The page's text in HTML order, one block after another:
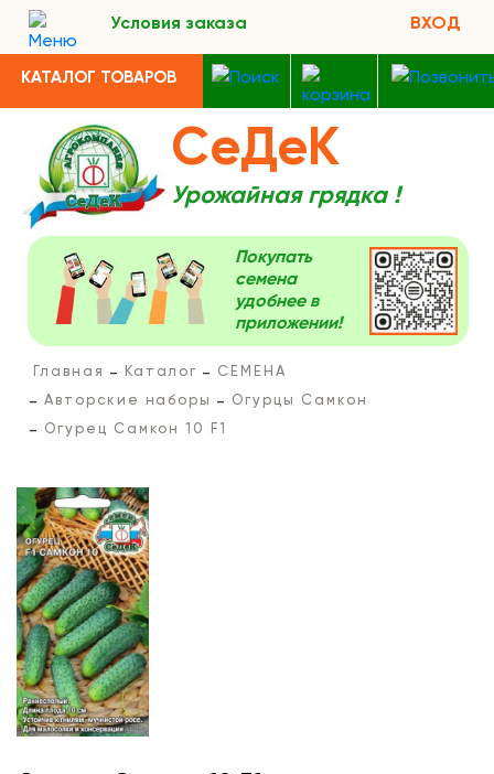
Условия заказа ВХОД
КАТАЛОГ ТОВАРОВ
СеДеК
Урожайная грядка !
Покупать
семена
удобнее в
приложении!
Главная Каталог
СЕМЕНА
Авторские наборы
Огурцы Самкон
Огурец Самкон 10 F1